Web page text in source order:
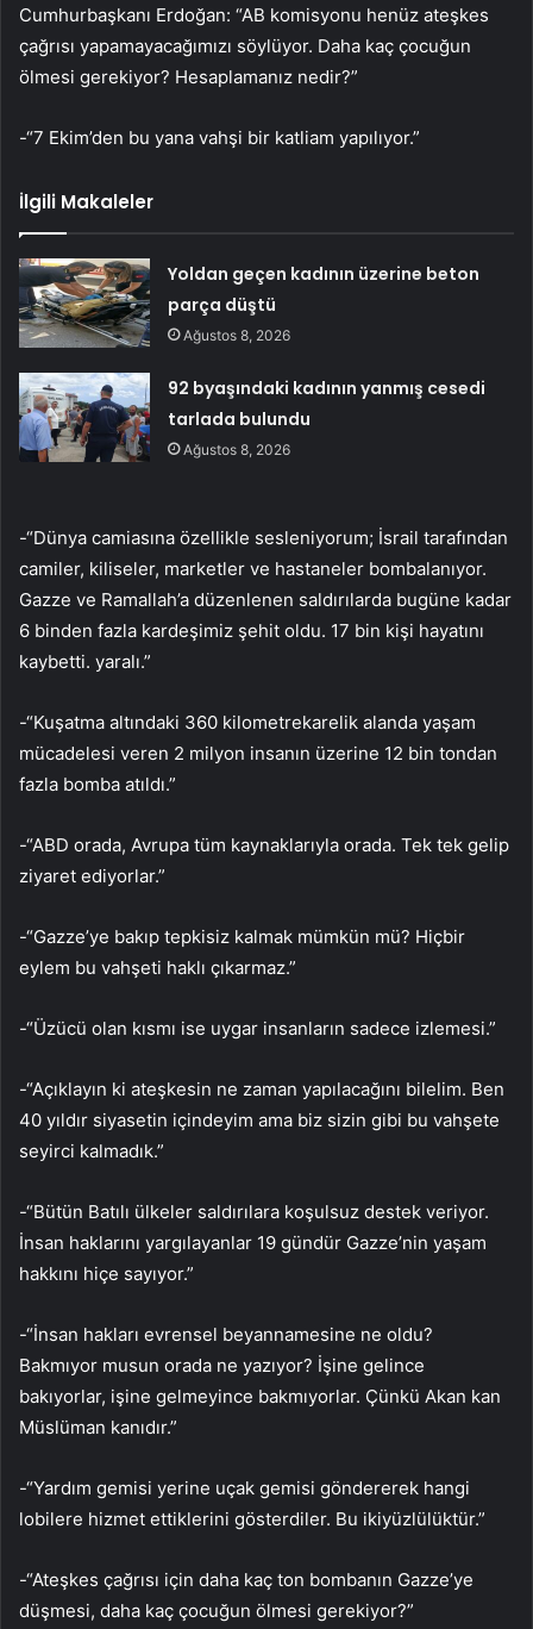
Cumhurbaşkanı Erdoğan: “AB komisyonu henüz ateşkes
çağrısı yapamayacağımızı söylüyor. Daha kaç çocuğun
ölmesi gerekiyor? Hesaplamanız nedir?”
-“7 Ekim’den bu yana vahşi bir katliam yapılıyor.”
İlgili Makaleler
Yoldan geçen kadının üzerine beton
parça düştü
Ağustos 8, 2026
92 byaşındaki kadının yanmış cesedi
tarlada bulundu
Ağustos 8, 2026
-“Dünya camiasına özellikle sesleniyorum; İsrail tarafından
camiler, kiliseler, marketler ve hastaneler bombalanıyor.
Gazze ve Ramallah’a düzenlenen saldırılarda bugüne kadar
6 binden fazla kardeşimiz şehit oldu. 17 bin kişi hayatını
kaybetti. yaralı.”
-“Kuşatma altındaki 360 kilometrekarelik alanda yaşam
mücadelesi veren 2 milyon insanın üzerine 12 bin tondan
fazla bomba atıldı.”
-“ABD orada, Avrupa tüm kaynaklarıyla orada. Tek tek gelip
ziyaret ediyorlar.”
-“Gazze’ye bakıp tepkisiz kalmak mümkün mü? Hiçbir
eylem bu vahşeti haklı çıkarmaz.”
-“Üzücü olan kısmı ise uygar insanların sadece izlemesi.”
-“Açıklayın ki ateşkesin ne zaman yapılacağını bilelim. Ben
40 yıldır siyasetin içindeyim ama biz sizin gibi bu vahşete
seyirci kalmadık.”
-“Bütün Batılı ülkeler saldırılara koşulsuz destek veriyor.
İnsan haklarını yargılayanlar 19 gündür Gazze’nin yaşam
hakkını hiçe sayıyor.”
-“İnsan hakları evrensel beyannamesine ne oldu?
Bakmıyor musun orada ne yazıyor? İşine gelince
bakıyorlar, işine gelmeyince bakmıyorlar. Çünkü Akan kan
Müslüman kanıdır.”
-“Yardım gemisi yerine uçak gemisi göndererek hangi
lobilere hizmet ettiklerini gösterdiler. Bu ikiyüzlülüktür.”
-“Ateşkes çağrısı için daha kaç ton bombanın Gazze’ye
düşmesi, daha kaç çocuğun ölmesi gerekiyor?”